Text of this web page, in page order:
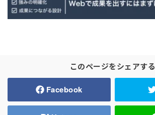
このページをシェアする
Facebook